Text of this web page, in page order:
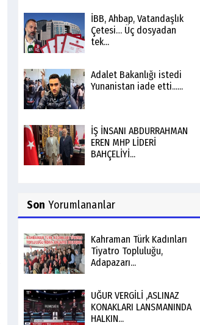
İBB, Ahbap, Vatandaşlık
Çetesi… Üç dosyadan
tek...
Adalet Bakanlığı istedi
Yunanistan iade etti......
İŞ İNSANI ABDURRAHMAN
EREN MHP LİDERİ
BAHÇELİYİ...
Son Yorumlananlar
Kahraman Türk Kadınları
Tiyatro Topluluğu,
Adapazarı...
UĞUR VERGİLİ ,ASLINAZ
KONAKLARI LANSMANINDA
HALKIN...